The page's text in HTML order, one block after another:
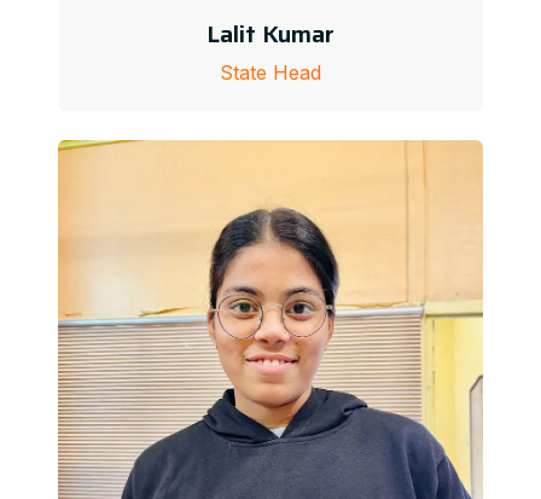
Lalit Kumar
State Head